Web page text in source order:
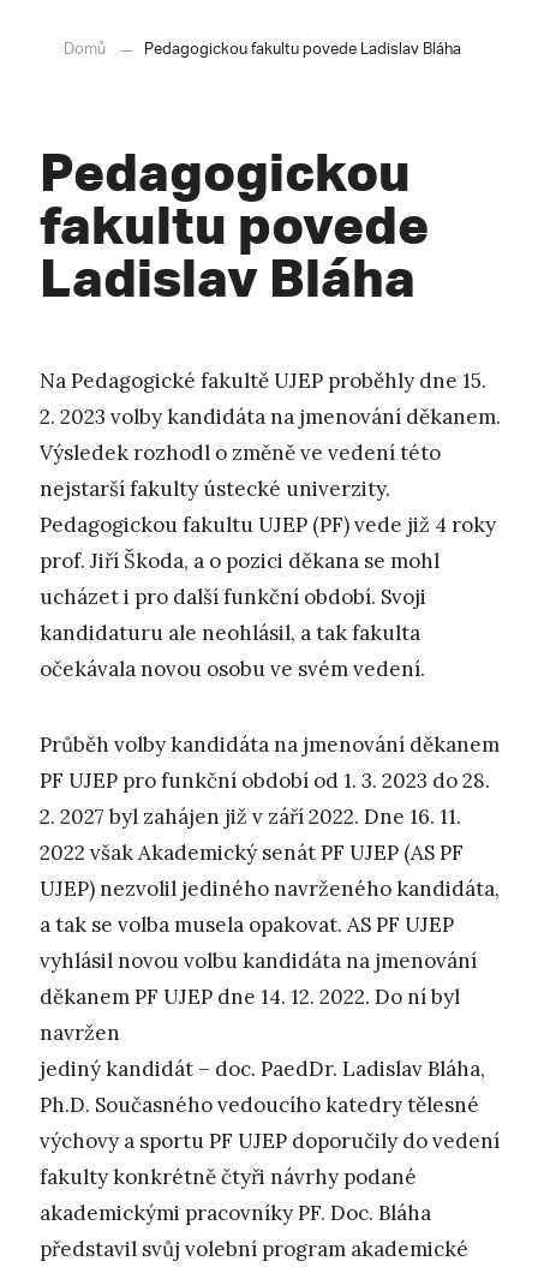
Domů Pedagogickou fakultu povede Ladislav Bláha
Pedagogickou
fakultu povede
Ladislav Bláha
Na Pedagogické fakultě UJEP proběhly dne 15.
2. 2023 volby kandidáta na jmenování děkanem.
Výsledek rozhodl o změně ve vedení této
nejstarší fakulty ústecké univerzity.
Pedagogickou fakultu UJEP (PF) vede již 4 roky
prof. Jiří Škoda, a o pozici děkana se mohl
ucházet i pro další funkční období. Svoji
kandidaturu ale neohlásil, a tak fakulta
očekávala novou osobu ve svém vedení.
Průběh volby kandidáta na jmenování děkanem
PF UJEP pro funkční období od 1. 3. 2023 do 28.
2. 2027 byl zahájen již v září 2022. Dne 16. 11.
2022 však Akademický senát PF UJEP (AS PF
UJEP) nezvolil jediného navrženého kandidáta,
a tak se volba musela opakovat. AS PF UJEP
vyhlásil novou volbu kandidáta na jmenování
děkanem PF UJEP dne 14. 12. 2022. Do ní byl
navržen
jediný kandidát – doc. PaedDr. Ladislav Bláha,
Ph.D. Současného vedoucího katedry tělesné
výchovy a sportu PF UJEP doporučily do vedení
fakulty konkrétně čtyři návrhy podané
akademickými pracovníky PF. Doc. Bláha
představil svůj volební program akademické